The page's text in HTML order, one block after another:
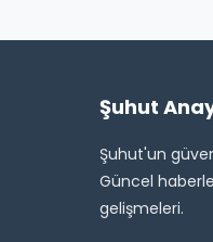
Şuhut
Şuhut'un
Güncel
gelişmeleri.